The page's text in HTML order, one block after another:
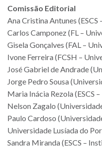
Comissão Editorial
Ana Cristina Antunes
Carlos Camponez (FL –
Gisela Gonçalves (FAL –
Ivone Ferreira (FCSH –
José Gabriel de Andrade
Jorge Pedro Sousa
Maria Inácia Rezola (ESCS
Nelson Zagalo
Paulo Cardoso
Universidade Lusíada do
Sandra Miranda (ESCS –